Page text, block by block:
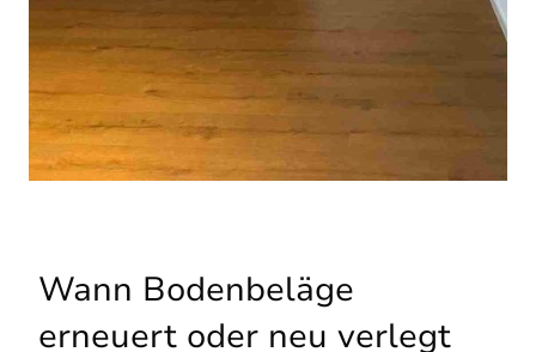
Wann Bodenbeläge
erneuert oder neu verlegt